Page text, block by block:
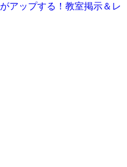
アップする！教室掲示＆レ